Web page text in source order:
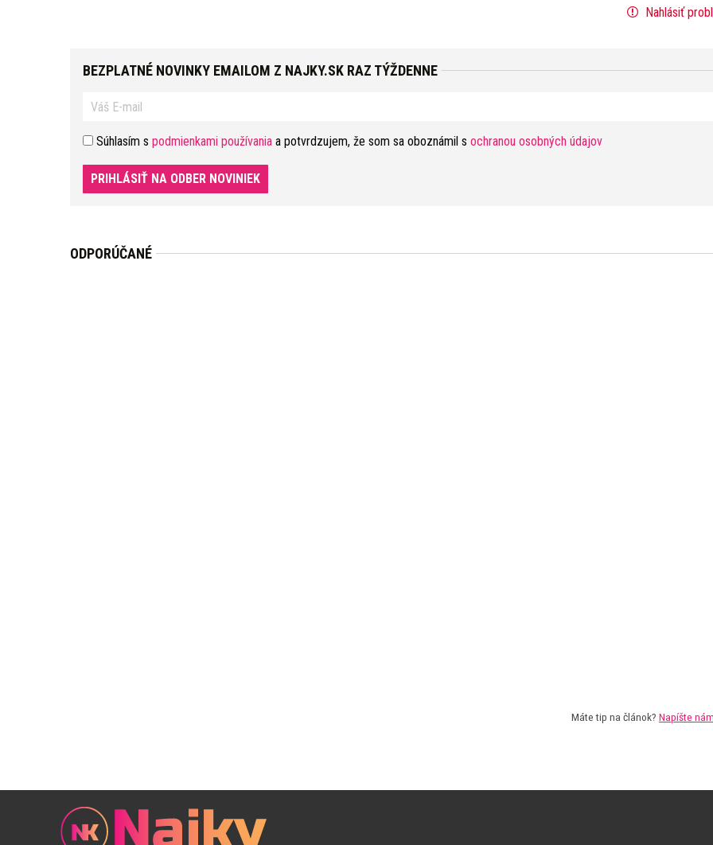
Nahlásiť
BEZPLATNÉ NOVINKY EMAILOM Z NAJKY.SK RAZ TÝŽDENNE
Súhlasím s podmienkami používania a potvrdzujem, že som sa oboznámil s ochranou osobných údajov
PRIHLÁSIŤ NA ODBER NOVINIEK
ODPORÚČANÉ
Máte tip na článok? Napíšte